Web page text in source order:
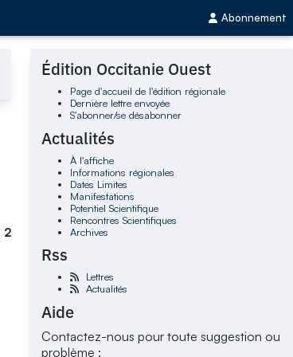
Abonnement
2
Édition Occitanie Ouest
Page d'accueil de l'édition régionale
Dernière lettre envoyée
S'abonner/se désabonner
Actualités
À l'affiche
Informations régionales
Dates Limites
Manifestations
Potentiel Scientifique
Rencontres Scientifiques
Archives
Rss
Lettres
Actualités
Aide
Contactez-nous pour toute suggestion ou
problème :